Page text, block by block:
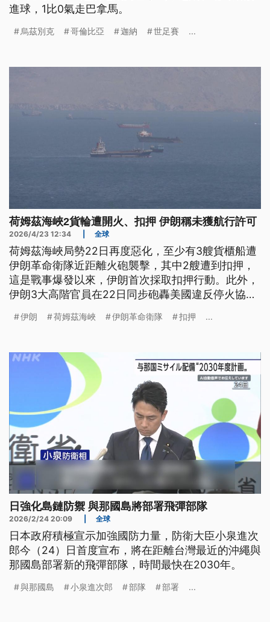
進球，1比0氣走巴拿馬。
烏茲別克 哥倫比亞 迦納 世足賽 ...
荷姆茲海峽2貨輪遭開火、扣押 伊朗稱未獲航行許可
2026/4/23 12:34 全球
荷姆茲海峽局勢22日再度惡化，至少有3艘貨櫃船遭
伊朗革命衛隊近距離火砲襲擊，其中2艘遭到扣押，
這是戰事爆發以來，伊朗首次採取扣押行動。此外，
伊朗3大高階官員在22日同步砲轟美國違反停火協議
宮方面也強勢回應，儘管總統川普（Donald
前，美國的海軍封鎖與經濟施壓行動將持續不變。
伊朗 荷姆茲海峽 伊朗革命衛隊 扣押 ...
日強化島鏈防禦 與那國島將部署飛彈部隊
2026/2/24 20:09 全球
日本政府積極宣示加強國防力量，防衛大臣小泉進次
郎今（24）日首度宣布，將在距離台灣最近的沖繩與
那國島部署新的飛彈部隊，時間最快在2030年。
與那國島 小泉進次郎 部隊 部署 ...